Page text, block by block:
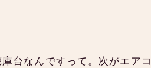
台なんですって。次がエア